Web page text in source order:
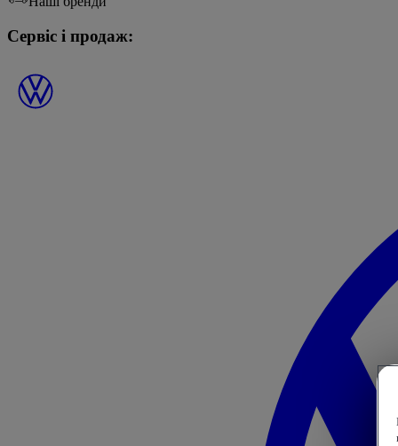
Сервіс і продаж: